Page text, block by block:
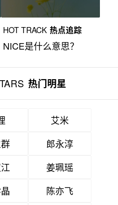
HOT TRACK 热点追踪
NICE是什么意思？
热门明星
艾米
郎永淳
姜珮瑶
陈亦飞